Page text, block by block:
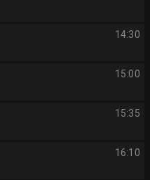
14:30
15:00
15:35
16:10